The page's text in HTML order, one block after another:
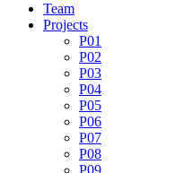
Team
Projects
P01
P02
P03
P04
P05
P06
P07
P08
P09